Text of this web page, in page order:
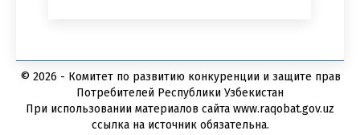
© 2026 - Комитет по развитию конкуренции и защите прав
Потребителей Республики Узбекистан
При использовании материалов сайта www.raqobat.gov.uz
ссылка на источник обязательна.